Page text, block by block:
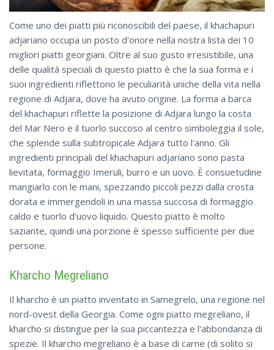
Come uno dei piatti più riconoscibili del paese, il khachapuri
adjariano occupa un posto d'onore nella nostra lista dei 10
migliori piatti georgiani. Oltre al suo gusto irresistibile, una
delle qualità speciali di questo piatto è che la sua forma e i
suoi ingredienti riflettono le peculiarità uniche della vita nella
regione di Adjara, dove ha avuto origine. La forma a barca
del khachapuri riflette la posizione di Adjara lungo la costa
del Mar Nero e il tuorlo succoso al centro simboleggia il sole,
che splende sulla subtropicale Adjara tutto l'anno. Gli
ingredienti principali del khachapuri adjariano sono pasta
lievitata, formaggio Imeruli, burro e un uovo. È consuetudine
mangiarlo con le mani, spezzando piccoli pezzi dalla crosta
dorata e immergendoli in una massa succosa di formaggio
caldo e tuorlo d'uovo liquido. Questo piatto è molto
saziante, quindi una porzione è spesso sufficiente per due
persone.
Kharcho Megreliano
Il kharcho è un piatto inventato in Samegrelo, una regione nel
nord-ovest della Georgia. Come ogni piatto megreliano, il
kharcho si distingue per la sua piccantezza e l'abbondanza di
spezie. Il kharcho megreliano è a base di carne (di solito si